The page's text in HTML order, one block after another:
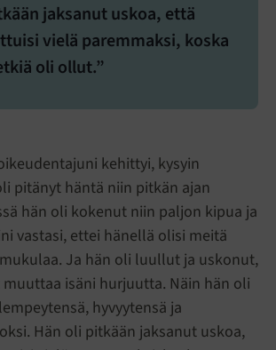
jaksanut uskoa, että
vielä paremmaksi, koska
oli ollut.”
kehittyi, kysyin
pitänyt häntä niin pitkän ajan
hän oli kokenut niin paljon kipua ja
vastasi, ettei hänellä olisi meitä
Ja hän oli luullut ja uskonut,
isäni hurjuutta. Näin hän oli
hyvyytensä ja
Hän oli pitkään jaksanut uskoa,